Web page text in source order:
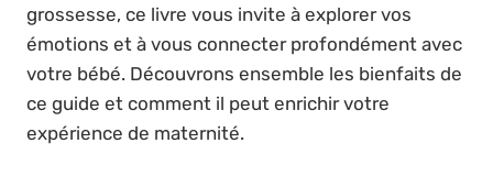
grossesse, ce livre vous invite à explorer vos
émotions et à vous connecter profondément avec
votre bébé. Découvrons ensemble les bienfaits de
ce guide et comment il peut enrichir votre
expérience de maternité.